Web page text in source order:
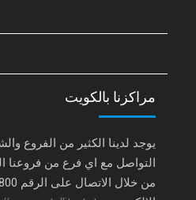
مراكزنا بالكويت
يوجد لدينا الكثير من الفروع
التواصل مع اي فرع من فروعنا